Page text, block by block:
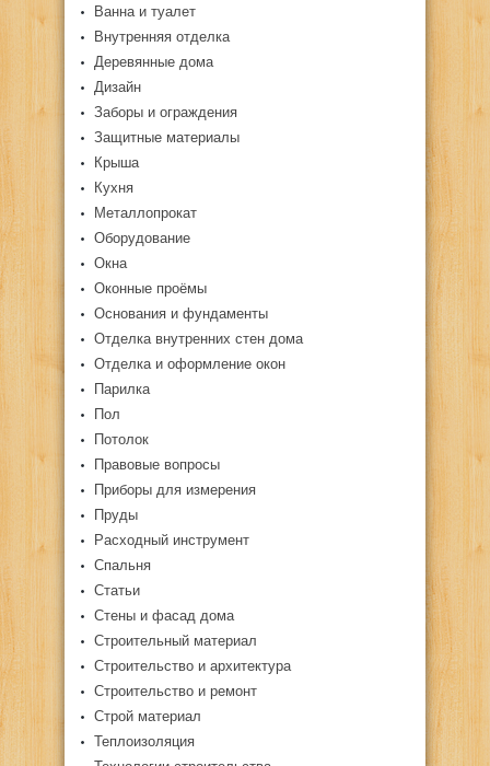
Ванна и туалет
Внутренняя отделка
Деревянные дома
Дизайн
Заборы и ограждения
Защитные материалы
Крыша
Кухня
Металлопрокат
Оборудование
Окна
Оконные проёмы
Основания и фундаменты
Отделка внутренних стен дома
Отделка и оформление окон
Парилка
Пол
Потолок
Правовые вопросы
Приборы для измерения
Пруды
Расходный инструмент
Спальня
Статьи
Стены и фасад дома
Строительный материал
Строительство и архитектура
Строительство и ремонт
Строй материал
Теплоизоляция